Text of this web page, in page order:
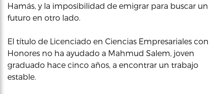
Hamás, y la imposibilidad de emigrar para buscar un
futuro en otro lado.
El título de Licenciado en Ciencias Empresariales con
Honores no ha ayudado a Mahmud Salem, joven
graduado hace cinco años, a encontrar un trabajo
estable.